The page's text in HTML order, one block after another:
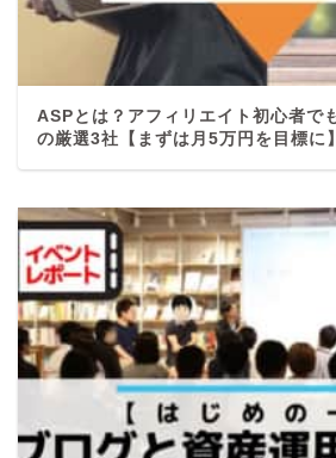
ASPとは？アフィリエイト初心者で
の厳選3社【まずは月5万円を目標に】